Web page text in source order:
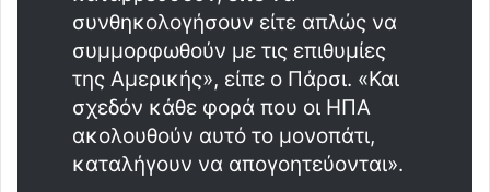
συνθηκολογήσουν είτε απλώς να
συμμορφωθούν με τις επιθυμίες
της Αμερικής», είπε ο Πάρσι. «Και
σχεδόν κάθε φορά που οι ΗΠΑ
ακολουθούν αυτό το μονοπάτι,
καταλήγουν να απογοητεύονται».